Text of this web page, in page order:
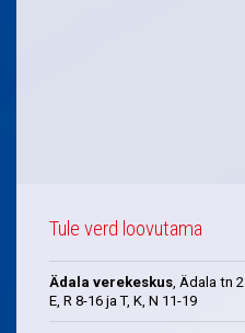
Tule verd loovutama
Ädala verekeskus, Ädala tn 2
E, R 8-16 ja T, K, N 11-19